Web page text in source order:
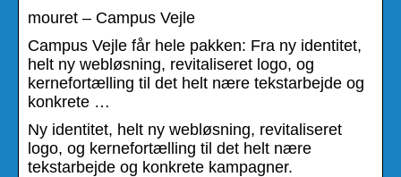
mouret – Campus Vejle
Campus Vejle får hele pakken: Fra ny identitet,
helt ny webløsning, revitaliseret logo, og
kernefortælling til det helt nære tekstarbejde og
konkrete …
Ny identitet, helt ny webløsning, revitaliseret
logo, og kernefortælling til det helt nære
tekstarbejde og konkrete kampagner.